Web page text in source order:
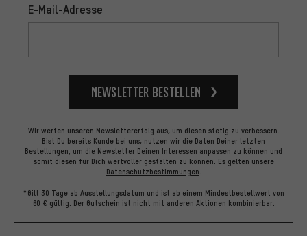
E-Mail-Adresse
Newsletter bestellen
Wir werten unseren Newslettererfolg aus, um diesen stetig zu verbessern.
Bist Du bereits Kunde bei uns, nutzen wir die Daten Deiner letzten
Bestellungen, um die Newsletter Deinen Interessen anpassen zu können und
somit diesen für Dich wertvoller gestalten zu können. Es gelten unsere
Datenschutzbestimmungen.
*Gilt 30 Tage ab Ausstellungsdatum und ist ab einem Mindestbestellwert von
60 € gültig. Der Gutschein ist nicht mit anderen Aktionen kombinierbar.